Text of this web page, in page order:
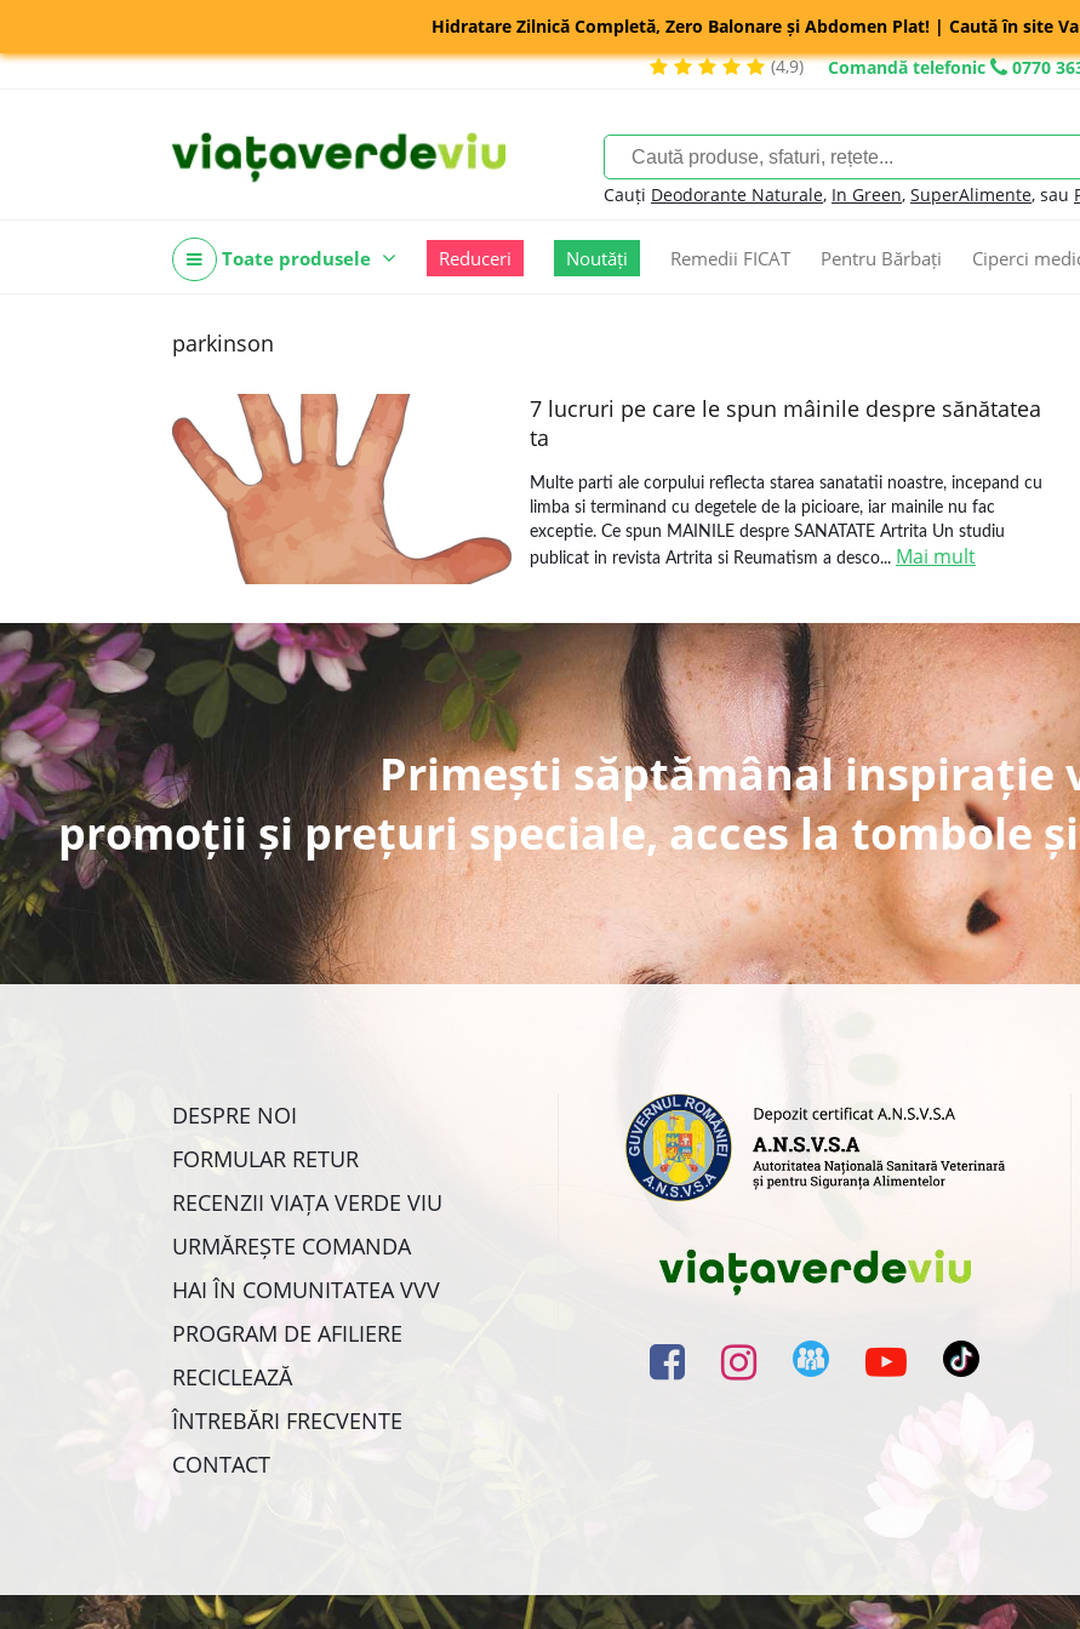
Hidratare Zilnică Completă, Zero Balonare și Abdomen Plat! | Caută în site
(4,9)
Comandă telefonic 0770
Cauți Deodorante Naturale, In Green, SuperAlimente, sau
Toate produsele Reduceri Noutăți Remedii FICAT Pentru Bărbați Ciperci
parkinson
7 lucruri pe care le spun mâinile despre sănătatea
ta
Multe parti ale corpului reflecta starea sanatatii noastre, incepand cu
limba si terminand cu degetele de la picioare, iar mainile nu fac
exceptie. Ce spun MAINILE despre SANATATE Artrita Un studiu
publicat in revista Artrita si Reumatism a desco... Mai mult
Primești săptămânal inspirație
promoții și prețuri speciale, acces la tombole
DESPRE NOI
FORMULAR RETUR
RECENZII VIAȚA VERDE VIU
URMĂREȘTE COMANDA
HAI ÎN COMUNITATEA VVV
PROGRAM DE AFILIERE
RECICLEAZĂ
ÎNTREBĂRI FRECVENTE
CONTACT